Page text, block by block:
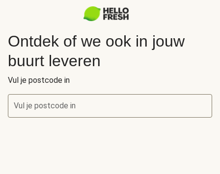
Ontdek of we ook in jouw
buurt leveren
Vul je postcode in
Vul je postcode in